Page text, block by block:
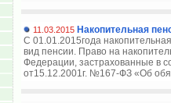
11.03.2015 Накопительная
С 01.01.2015года
вид пенсии. Право на
Федерации, застрахованные в
от15.12.2001г. №167-ФЗ «Об